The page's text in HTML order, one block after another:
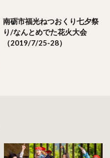
南砺市福光ねつおくり七夕祭
り/なんとめでた花火大会
（2019/7/25-28）